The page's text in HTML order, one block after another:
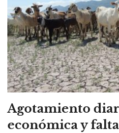
Agotamiento
económica y